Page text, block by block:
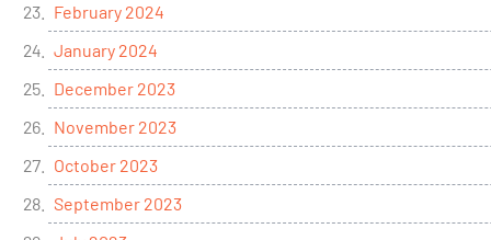
February 2024
January 2024
December 2023
November 2023
October 2023
September 2023